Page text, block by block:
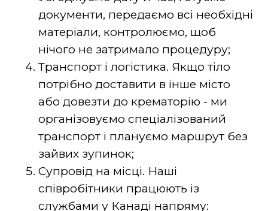
документи, передаємо всі необхідні
матеріали, контролюємо, щоб
нічого не затримало процедуру;
Транспорт і логістика. Якщо тіло
потрібно доставити в інше місто
або довезти до крематорію - ми
організовуємо спеціалізований
транспорт і плануємо маршрут без
зайвих зупинок;
Супровід на місці. Наші
співробітники працюють із
службами у Канаді напряму: